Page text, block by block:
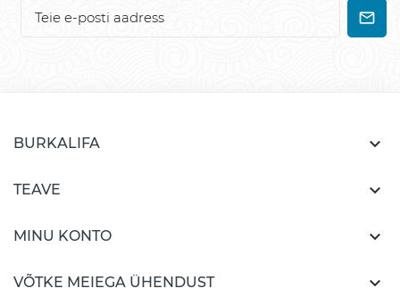
BURKALIFA 
TEAVE 
MINU KONTO 
VÕTKE MEIEGA ÜHENDUST 